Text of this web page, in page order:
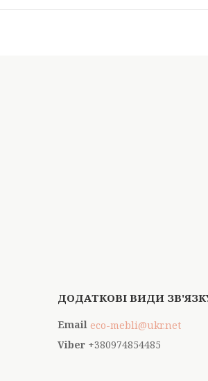
eco-mebli@ukr.net
+380974854485